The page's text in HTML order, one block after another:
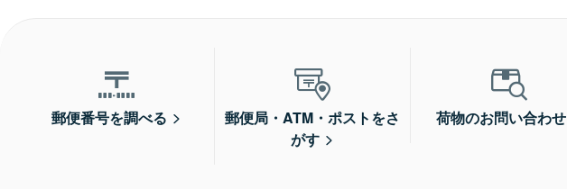
郵便番号を調べる
郵便局・ATM・ポストをさ
がす
荷物のお問い合わせ